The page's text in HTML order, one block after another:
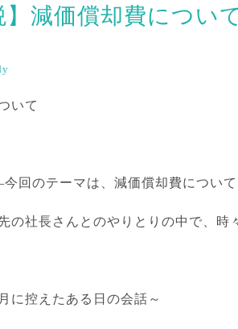
】減価償却費につい
いて
回のテーマは、減価償却費について
の社長さんとのやりとりの中で、時
に控えたある日の会話～